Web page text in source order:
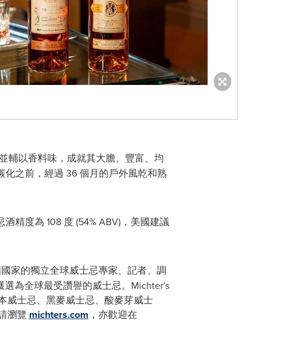
輔以香料味，成就其大膽、豐富、均
之前，經過 36 個月的戶外風乾和熟
精度為 108 度 (54% ABV)，美國建議
家的獨立全球威士忌專家、記者、調
為全球最受讚譽的威士忌。Michter's
威士忌、黑麥威士忌、酸麥芽威士
瀏覽 michters.com ，亦歡迎在